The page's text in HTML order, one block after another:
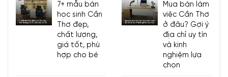
7+ mẫu bàn
học sinh Cần
Thơ đẹp,
chất lượng,
giá tốt, phù
hợp cho bé
Mua bàn làm
việc Cần Thơ
ở đâu? Gợi ý
địa chỉ uy tín
và kinh
nghiệm lựa
chọn